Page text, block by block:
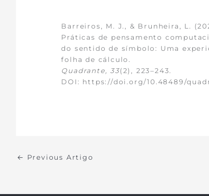
Barreiros, M. J., & Brunheira, L.
Práticas de pensamento
do sentido de símbolo: Uma
folha de cálculo.
Quadrante, 33(2), 223–243.
DOI: https://doi.org/10.48489/
← Previous Artigo